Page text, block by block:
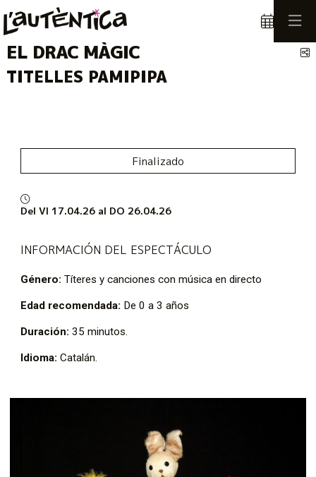
EL DRAC MÀGIC
TITELLES PAMIPIPA
Finalizado
Del VI 17.04.26 al DO 26.04.26
INFORMACIÓN DEL ESPECTÁCULO
Género:Títeres y canciones con música en directo
Edad recomendada: De 0 a 3 años
Duración: 35 minutos.
Idioma: Catalán.